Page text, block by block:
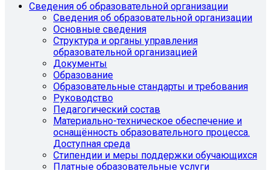
Сведения об образовательной организации
Сведения об образовательной организации
Основные сведения
Структура и органы управления
образовательной организацией
Документы
Образование
Образовательные стандарты и требования
Руководство
Педагогический состав
Материально-техническое обеспечение и
оснащённость образовательного процесса.
Доступная среда
Стипендии и меры поддержки обучающихся
Платные образовательные услуги